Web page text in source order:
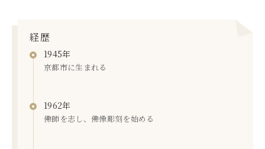
経歴
1945年
京都市に生まれる
1962年
佛師を志し、佛像彫刻を始める